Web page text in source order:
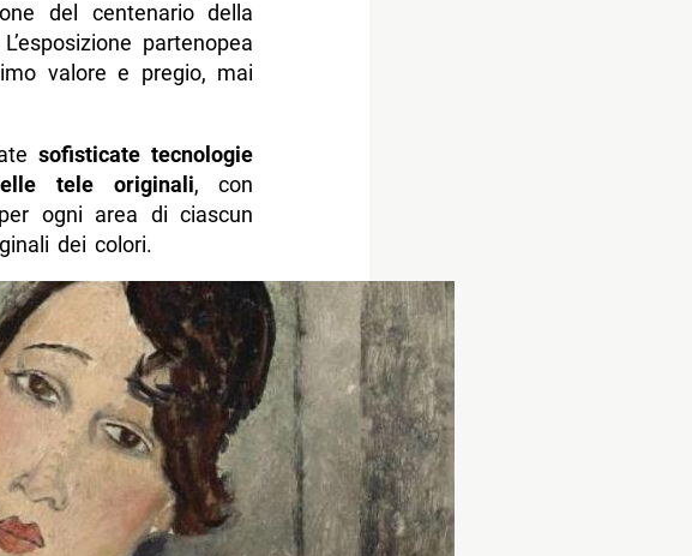
del centenario della
partenopea
valore e pregio, mai
sofisticate tecnologie
tele originali, con
ogni area di ciascun
dei colori.